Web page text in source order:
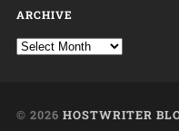
ARCHIVE
© 2026 HOSTWRITER